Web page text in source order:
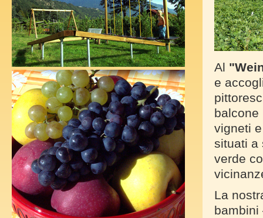
Al
e
balcone
vigneti
situati a
verde
La